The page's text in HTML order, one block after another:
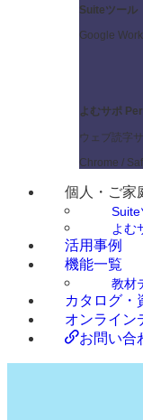
Suiteツール
Google
よむサポ
ウェブ読字
Chrome /
個人・ご家
Suite
よむ
活用事例
機能一覧
教材
カタログ・
オンライン
お問い合